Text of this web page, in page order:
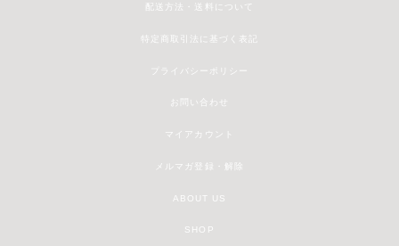
配送方法・送料について
特定商取引法に基づく表記
プライバシーポリシー
お問い合わせ
マイアカウント
メルマガ登録・解除
ABOUT US
SHOP